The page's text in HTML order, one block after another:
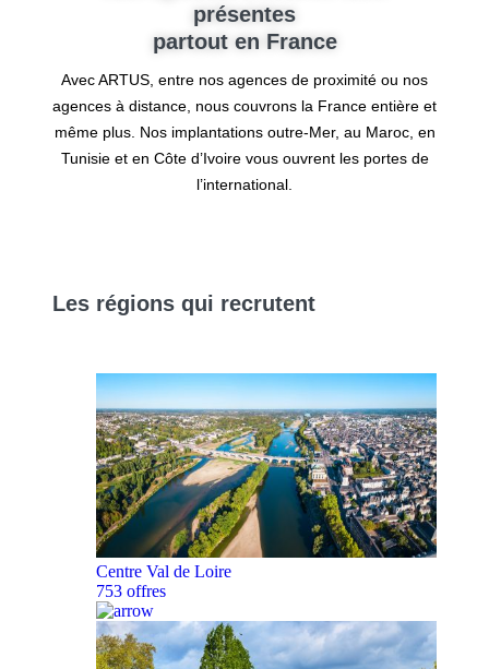
présentes
partout en France
Avec ARTUS, entre nos agences de proximité ou nos
agences à distance, nous couvrons la France entière et
même plus. Nos implantations outre-Mer, au Maroc, en
Tunisie et en Côte d’Ivoire vous ouvrent les portes de
l’international.
Les régions qui recrutent
Centre Val de Loire
753 offres